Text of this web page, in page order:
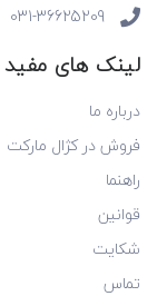
031-36625209
لینک های مفید
درباره ما
فروش در کژال مارکت
راهنما
قوانین
شکایت
تماس